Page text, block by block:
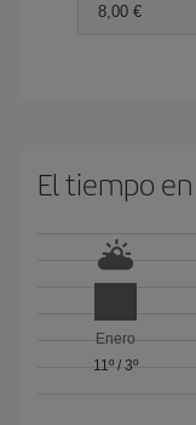
8,00
El tiempo
Enero
11º/ 3º